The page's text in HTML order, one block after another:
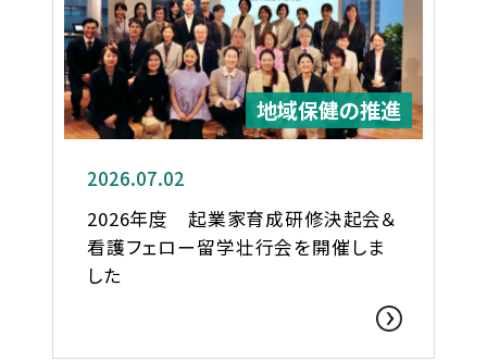
地域保健の推進
2026.07.02
2026年度 起業家育成研修決起会＆
看護フェロー留学壮行会を開催しま
した